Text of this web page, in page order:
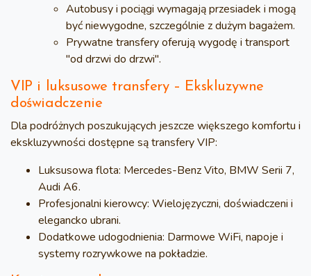
Autobusy i pociągi wymagają przesiadek i mogą
być niewygodne, szczególnie z dużym bagażem.
Prywatne transfery oferują wygodę i transport
"od drzwi do drzwi".
VIP i luksusowe transfery – Ekskluzywne
doświadczenie
Dla podróżnych poszukujących jeszcze większego komfortu i
ekskluzywności dostępne są transfery VIP:
Luksusowa flota: Mercedes-Benz Vito, BMW Serii 7,
Audi A6.
Profesjonalni kierowcy: Wielojęzyczni, doświadczeni i
elegancko ubrani.
Dodatkowe udogodnienia: Darmowe WiFi, napoje i
systemy rozrywkowe na pokładzie.